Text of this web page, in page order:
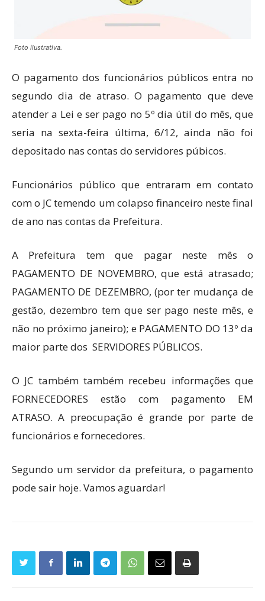
Foto ilustrativa.
O pagamento dos funcionários públicos entra no
segundo dia de atraso. O pagamento que deve
atender a Lei e ser pago no 5º dia útil do mês, que
seria na sexta-feira última, 6/12, ainda não foi
depositado nas contas do servidores púbicos.
Funcionários público que entraram em contato
com o JC temendo um colapso financeiro neste final
de ano nas contas da Prefeitura.
A Prefeitura tem que pagar neste mês o
PAGAMENTO DE NOVEMBRO, que está atrasado;
PAGAMENTO DE DEZEMBRO, (por ter mudança de
gestão, dezembro tem que ser pago neste mês, e
não no próximo janeiro); e PAGAMENTO DO 13º da
maior parte dos SERVIDORES PÚBLICOS.
O JC também também recebeu informações que
FORNECEDORES estão com pagamento EM
ATRASO. A preocupação é grande por parte de
funcionários e fornecedores.
Segundo um servidor da prefeitura, o pagamento
pode sair hoje. Vamos aguardar!